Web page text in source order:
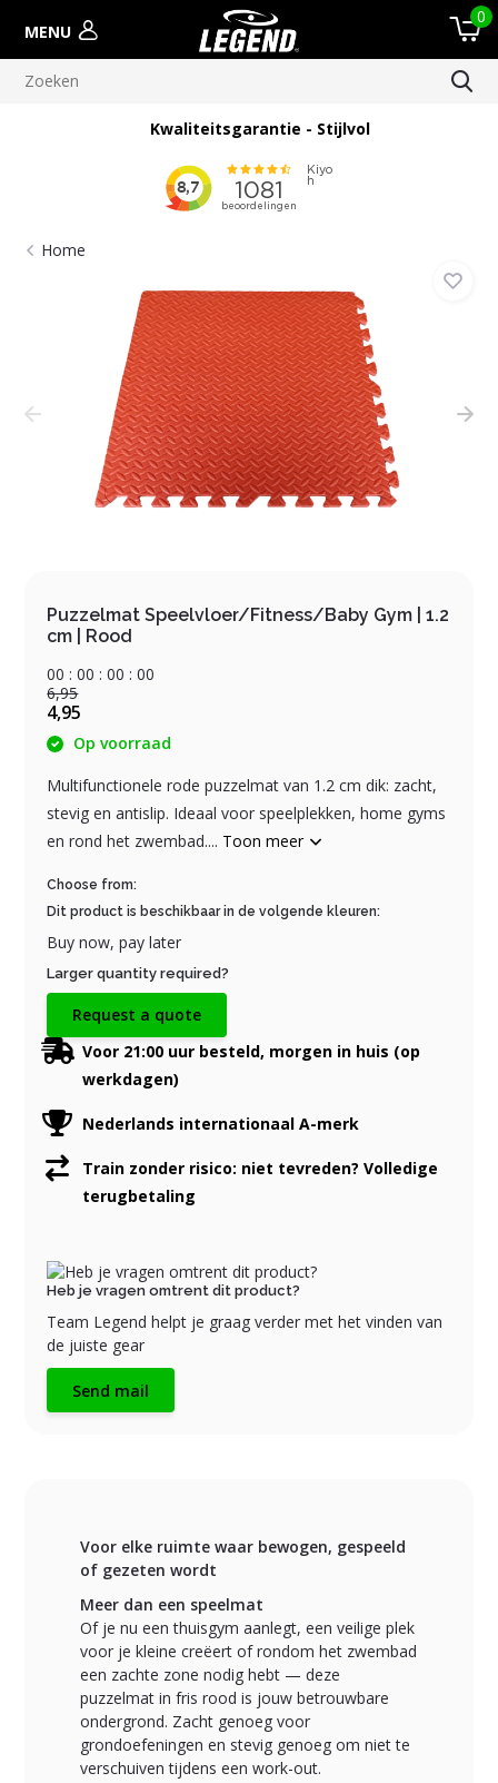
MENU
0
Kwaliteitsgarantie - Stijlvol
Home
Puzzelmat Speelvloer/Fitness/Baby Gym | 1.2
cm | Rood
00 :00 :00 :00
6,95
4,95
Op voorraad
Multifunctionele rode puzzelmat van 1.2 cm dik: zacht,
stevig en antislip. Ideaal voor speelplekken, home gyms
en rond het zwembad.... Toon meer
Choose from:
Dit product is beschikbaar in de volgende kleuren:
Buy now, pay later
Larger quantity required?
Request a quote
Voor 21:00 uur besteld, morgen in huis (op
werkdagen)
Nederlands internationaal A-merk
Train zonder risico: niet tevreden? Volledige
terugbetaling
Heb je vragen omtrent dit product?
Team Legend helpt je graag verder met het vinden van
de juiste gear
Send mail
Voor elke ruimte waar bewogen, gespeeld
of gezeten wordt
Meer dan een speelmat
Of je nu een thuisgym aanlegt, een veilige plek
voor je kleine creëert of rondom het zwembad
een zachte zone nodig hebt — deze
puzzelmat in fris rood is jouw betrouwbare
ondergrond. Zacht genoeg voor
grondoefeningen en stevig genoeg om niet te
verschuiven tijdens een work-out.